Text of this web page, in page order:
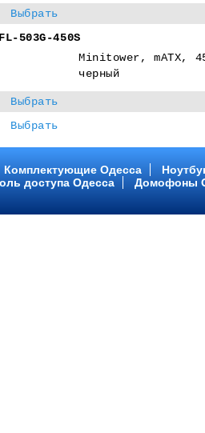
Выбрать
FL-503G-450S
Minitower, mATX,
черный
Выбрать
Выбрать
Комплектующие Одесса
доступа Одесса
Домофоны